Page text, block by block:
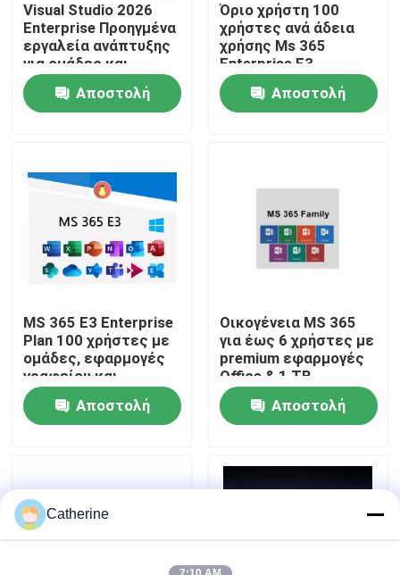
Σπίτι
Προϊόντα
Βίντεο
Σχετικά με εμάς
Έλεγχος ποιότητας
Επικοινωνήστε μαζί μας
Ειδήσεις
Αγοράστε το Office 2024
επαγγελματίας γραφείων 2021 συν
Visual Studio 2026
Enterprise Προηγμένα
εργαλεία ανάπτυξης
για ομάδες και
επιχειρήσεις
Αποστολή
Όριο χρήστη 100
χρήστες ανά άδεια
χρήσης Ms 365
Enterprise E3
Συμβατό με Windows
Ασφαλής σουίτα
συνεργασίας στο
Αποστολή
MS 365 E3 Enterprise
Plan 100 χρήστες με
ομάδες, εφαρμογές
γραφείου και
προηγμένη ασφάλεια
Αποστολή
Οικογένεια MS 365
για έως 6 χρήστες με
premium εφαρμογές
Office & 1 TB
OneDrive για τον
καθένα Αποστολή
Catherine